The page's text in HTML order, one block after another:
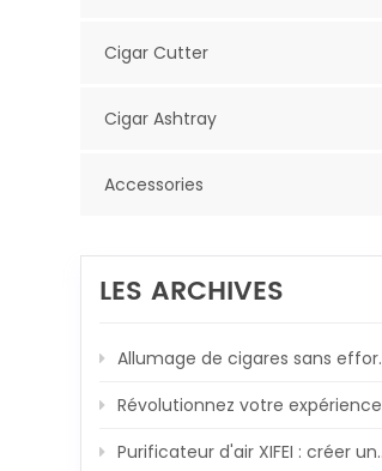
Cigar Cutter
Cigar Ashtray
Accessories
LES ARCHIVES
Allumage de cigares sans effort avec coupe-V à ressort
Révolutionnez votre expérience cigare avec le briquet torche XIFEI 3 Jet Flame
Purificateur d'air XIFEI : créer une atmosphère conviviale pour les cigares, une respiration à la fois